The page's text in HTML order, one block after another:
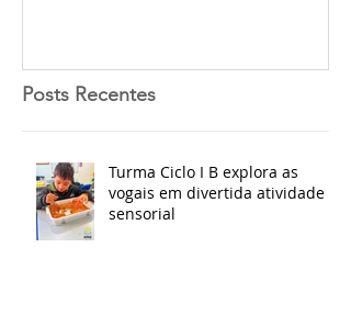
Posts Recentes
Turma Ciclo I B explora as
vogais em divertida atividade
sensorial